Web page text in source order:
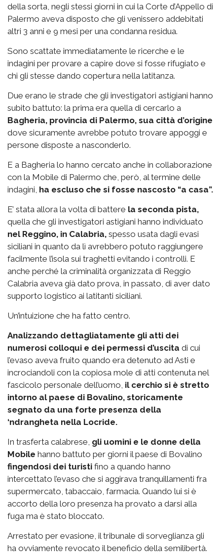
della sorta, negli stessi giorni in cui la Corte d’Appello di
Palermo aveva disposto che gli venissero addebitati
altri 3 anni e 9 mesi per una condanna residua.
Sono scattate immediatamente le ricerche e le
indagini per provare a capire dove si fosse rifugiato e
chi gli stesse dando copertura nella latitanza.
Due erano le strade che gli investigatori astigiani hanno
subito battuto: la prima era quella di cercarlo a
Bagheria, provincia di Palermo, sua città d’origine
dove sicuramente avrebbe potuto trovare appoggi e
persone disposte a nasconderlo.
E a Bagheria lo hanno cercato anche in collaborazione
con la Mobile di Palermo che, però, al termine delle
indagini, ha escluso che si fosse nascosto “a casa”.
E’ stata allora la volta di battere la seconda pista,
quella che gli investigatori astigiani hanno individuato
nel Reggino, in Calabria, spesso usata dagli evasi
siciliani in quanto da lì avrebbero potuto raggiungere
facilmente l’isola sui traghetti evitando i controlli. E
anche perché la criminalità organizzata di Reggio
Calabria aveva già dato prova, in passato, di aver dato
supporto logistico ai latitanti siciliani.
Un’intuizione che ha fatto centro.
Analizzando dettagliatamente gli atti dei
numerosi colloqui e dei permessi d’uscita di cui
l’evaso aveva fruito quando era detenuto ad Asti e
incrociandoli con la copiosa mole di atti contenuta nel
fascicolo personale dell’uomo, il cerchio si è stretto
intorno al paese di Bovalino, storicamente
segnato da una forte presenza della
‘ndrangheta nella Locride.
In trasferta calabrese, gli uomini e le donne della
Mobile hanno battuto per giorni il paese di Bovalino
fingendosi dei turisti fino a quando hanno
intercettato l’evaso che si aggirava tranquillamenti fra
supermercato, tabaccaio, farmacia. Quando lui si è
accorto della loro presenza ha provato a darsi alla
fuga ma è stato bloccato.
Arrestato per evasione, il tribunale di sorveglianza gli
ha ovviamente revocato il beneficio della semilibertà.